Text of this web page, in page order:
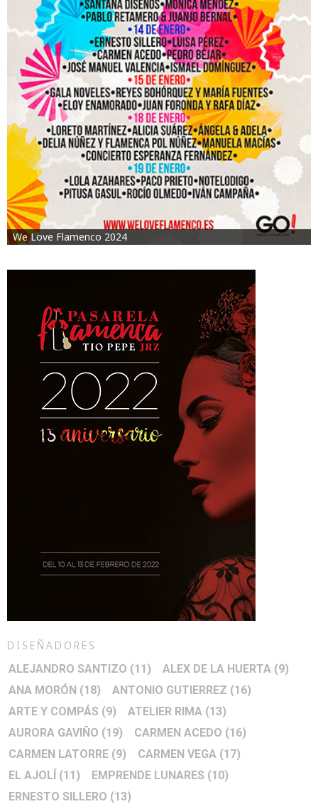
We Love Flamenco 2024
DISEÑADORES
ALEJANDRO SANTIZO (11) ALEX DE LA HUERTA (9)
ANA MORÓN (18) ANTONIO GUTIERREZ (16)
ARTE Y COMPÁS (9) ATELIER RIMA (13)
AURORA GAVIÑO (19) CARMEN ACEDO (16)
CARMEN LATORRE (9) CARMEN VEGA (17)
EL AJOLÍ (11) EMPRENDE LUNARES (10)
ERNESTO SILLERO (13)